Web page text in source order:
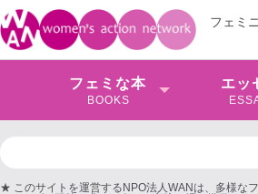
フェミ
フェミな本
BOOKS
エッ
★ このサイトを運営するNPO法人WANは、多様な